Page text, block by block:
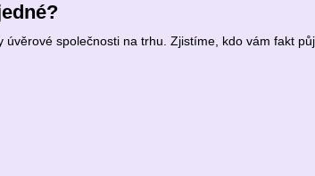
společnosti na trhu. Zjistíme, kdo vám fakt